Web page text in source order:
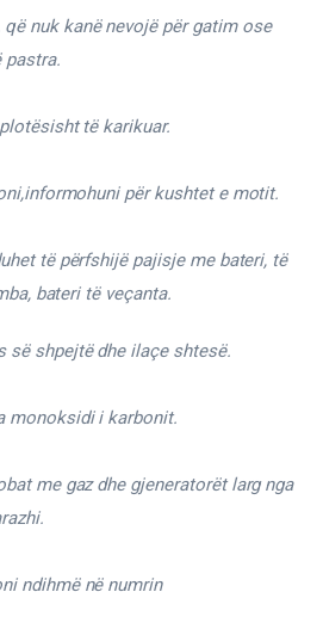
nuk kanë nevojë për gatim ose
pastra.
të karikuar.
për kushtet e motit.
të përfshijë pajisje me bateri, të
bateri të veçanta.
së shpejtë dhe ilaçe shtesë.
monoksidi i karbonit.
me gaz dhe gjeneratorët larg nga
ndihmë në numrin